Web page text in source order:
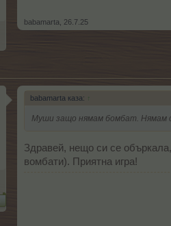
babamarta 26.7.25
babamarta каза: ↑
Муши защо нямам бомбат. Нямам
Здравей, нещо си се
вомбати). Приятна игра!